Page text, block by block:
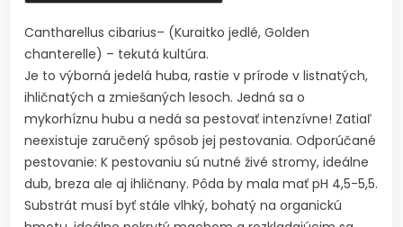
Cantharellus cibarius– (Kuraitko jedlé, Golden
chanterelle) – tekutá kultúra.
Je to výborná jedelá huba, rastie v prírode v listnatých,
ihličnatých a zmiešaných lesoch. Jedná sa o
mykorhíznu hubu a nedá sa pestovať intenzívne! Zatiaľ
neexistuje zaručený spôsob jej pestovania. Odporúčané
pestovanie: K pestovaniu sú nutné živé stromy, ideálne
dub, breza ale aj ihličnany. Pôda by mala mať pH 4,5-5,5.
Substrát musí byť stále vlhký, bohatý na organickú